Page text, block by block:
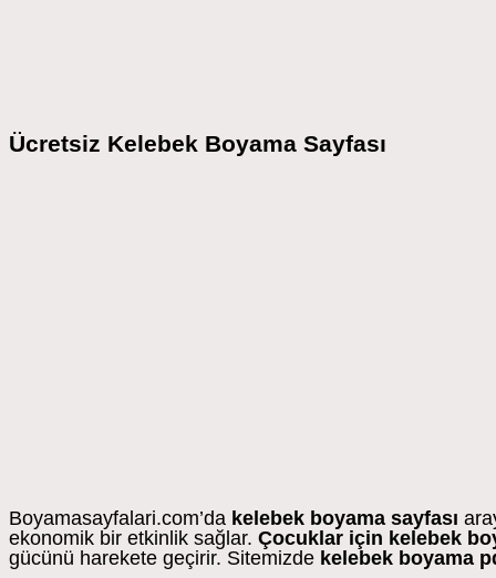
Ücretsiz Kelebek Boyama Sayfası
Boyamasayfalari.com’da kelebek boyama sayfası
ekonomik bir etkinlik sağlar. Çocuklar için kelebek
gücünü harekete geçirir. Sitemizde kelebek boyama